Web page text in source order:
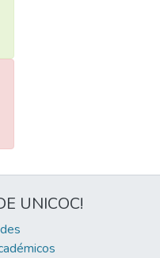
UNICOC!